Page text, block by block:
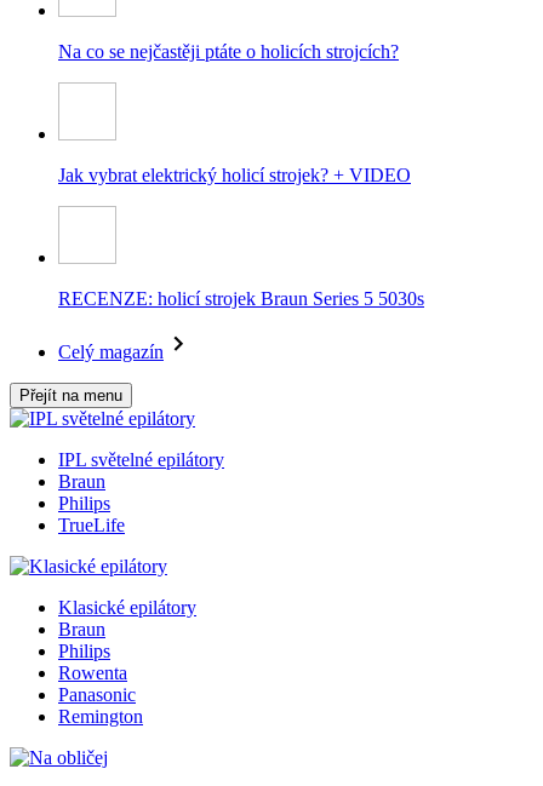
Na co se nejčastěji ptáte o holicích strojcích?
Jak vybrat elektrický holicí strojek? + VIDEO
RECENZE: holicí strojek Braun Series 5 5030s
Celý magazín
Přejít na menu
IPL světelné epilátory
Braun
Philips
TrueLife
Klasické epilátory
Braun
Philips
Rowenta
Panasonic
Remington